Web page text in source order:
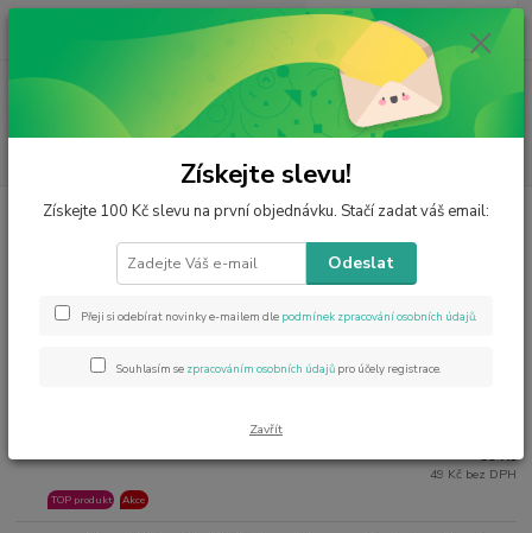
ks
0 Kč
Úvod Krystalová a šungitová voda
Krystalová a šungitová voda
Nejprodávanější
Sada na výrobu křišťálové vody -čistý krystal
TOP produkt Akce
59 Kč
49 Kč bez DPH
Získejte slevu!
Získejte 100 Kč slevu na první objednávku. Stačí zadat váš email:
Odeslat
Přeji si odebírat novinky e-mailem dle podmínek zpracování osobních údajů.
Souhlasím se zpracováním osobních údajů pro účely registrace.
Zavřít